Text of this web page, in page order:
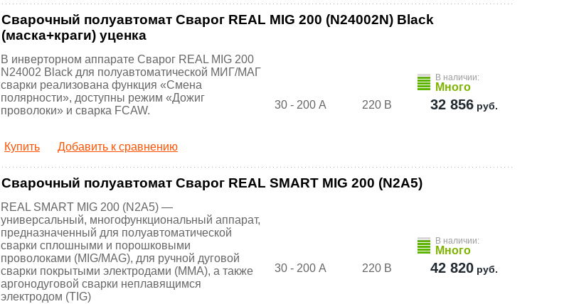
Сварочный полуавтомат Сварог REAL MIG 200 (N24002N) Black
(маска+краги) уценка
В инверторном аппарате Сварог REAL MIG 200
N24002 Black для полуавтоматической МИГ/МАГ
сварки реализована функция «Смена
полярности», доступны режим «Дожиг
проволоки» и сварка FCAW.
Купить Добавить к сравнению
30 - 200 А 220 В
В наличии:
Много
32 856 руб.
Сварочный полуавтомат Сварог REAL SMART MIG 200 (N2A5)
REAL SMART MIG 200 (N2A5) —
универсальный, многофункциональный аппарат,
предназначенный для полуавтоматической
сварки сплошными и порошковыми
проволоками (MIG/MAG), для ручной дуговой
сварки покрытыми электродами (MMA), а также
аргонодуговой сварки неплавящимся
электродом (TIG)
30 - 200 А 220 В
В наличии:
Много
42 820 руб.